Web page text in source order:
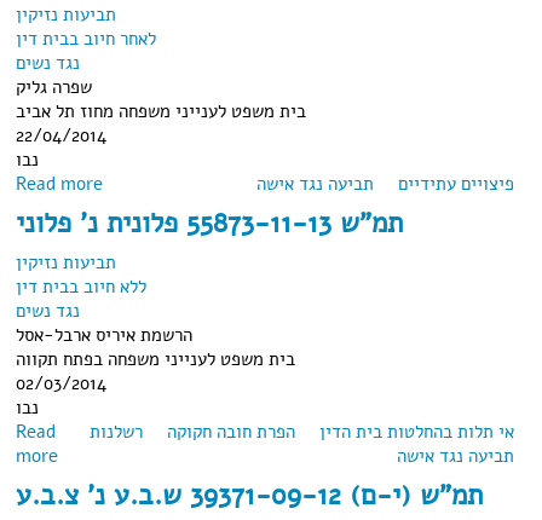
תביעות נזיקין
לאחר חיוב בבית דין
נגד נשים
שפרה גליק
בית משפט לענייני משפחה מחוז תל אביב
22/04/2014
נבו
פיצויים עתידיים
תביעה נגד אישה Read more about תמ"ש (ת"א) 53194-01-13 י.ח נ' ל.ח
תמ"ש 55873-11-13 פלונית נ' פלוני
תביעות נזיקין
ללא חיוב בבית דין
נגד נשים
הרשמת איריס ארבל-אסל
בית משפט לענייני משפחה בפתח תקווה
02/03/2014
נבו
אי תלות בהחלטות בית הדין
הפרת חובה חקוקה
רשלנות
תביעה נגד אישה
Read
more
תמ"ש (י-ם) 39371-09-12 ש.ב.ע נ' צ.ב.ע